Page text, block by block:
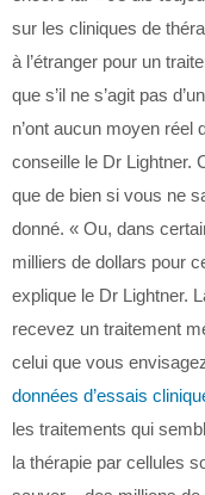
sur les cliniques de
à l’étranger pour un
que s’il ne s’agit pas
n’ont aucun moyen réel
conseille le Dr Lightner.
que de bien si vous ne
donné. « Ou, dans
milliers de dollars pour
explique le Dr Lightner.
recevez un traitement
celui que vous
données d’essais
les traitements qui
la thérapie par cellules